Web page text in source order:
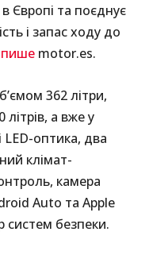
Європі та поєднує
і запас ходу до
пише motor.es.
362 літри,
а вже у
LED-оптика, два
клімат-
камера
Auto та Apple
систем безпеки.